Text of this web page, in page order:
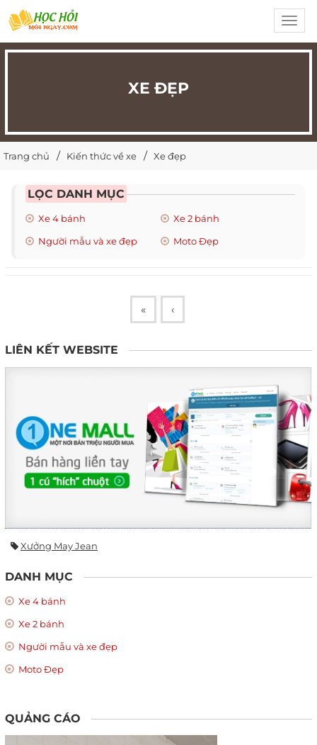
XE ĐẸP
Trang chủ Kiến thức về xe Xe đẹp
LỌC DANH MỤC
Xe 4 bánh
Xe 2 bánh
Người mẫu và xe đẹp
Moto Đẹp
« ‹
LIÊN KẾT WEBSITE
Xưởng May Jean
DANH MỤC
Xe 4 bánh
Xe 2 bánh
Người mẫu và xe đẹp
Moto Đẹp
QUẢNG CÁO